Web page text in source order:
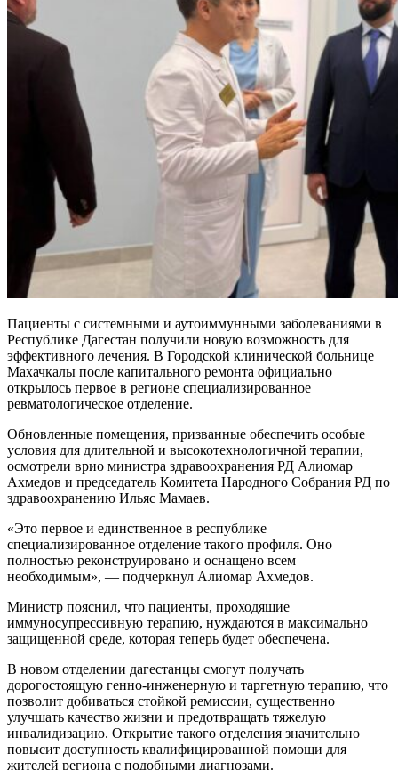
Пациенты с системными и аутоиммунными заболеваниями в
Республике Дагестан получили новую возможность для
эффективного лечения. В Городской клинической больнице
Махачкалы после капитального ремонта официально
открылось первое в регионе специализированное
ревматологическое отделение.
Обновленные помещения, призванные обеспечить особые
условия для длительной и высокотехнологичной терапии,
осмотрели врио министра здравоохранения РД Алиомар
Ахмедов и председатель Комитета Народного Собрания РД по
здравоохранению Ильяс Мамаев.
«Это первое и единственное в республике
специализированное отделение такого профиля. Оно
полностью реконструировано и оснащено всем
необходимым», — подчеркнул Алиомар Ахмедов.
Министр пояснил, что пациенты, проходящие
иммуносупрессивную терапию, нуждаются в максимально
защищенной среде, которая теперь будет обеспечена.
В новом отделении дагестанцы смогут получать
дорогостоящую генно-инженерную и таргетную терапию, что
позволит добиваться стойкой ремиссии, существенно
улучшать качество жизни и предотвращать тяжелую
инвалидизацию. Открытие такого отделения значительно
повысит доступность квалифицированной помощи для
жителей региона с подобными диагнозами.